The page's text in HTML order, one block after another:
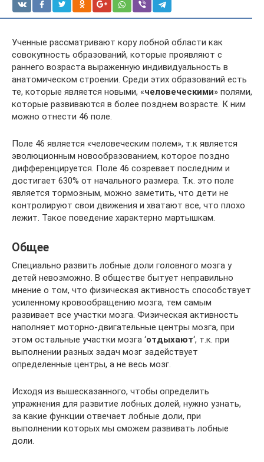
Ученные рассматривают кору лобной области как
совокупность образований, которые проявляют с
раннего возраста выраженную индивидуальность в
анатомическом строении. Среди этих образований есть
те, которые является новыми, «человеческими» полями,
которые развиваются в более позднем возрасте. К ним
можно отнести 46 поле.
Поле 46 является «человеческим полем», т.к является
эволюционным новообразованием, которое поздно
дифференцируется. Поле 46 созревает последним и
достигает 630% от начального размера. Т.к. это поле
является тормозным, можно заметить, что дети не
контролируют свои движения и хватают все, что плохо
лежит. Такое поведение характерно мартышкам.
Общее
Специально развить лобные доли головного мозга у
детей невозможно. В обществе бытует неправильно
мнение о том, что физическая активность способствует
усиленному кровообращению мозга, тем самым
развивает все участки мозга. Физическая активность
наполняет моторно-двигательные центры мозга, при
этом остальные участки мозга ‘отдыхают‘, т.к. при
выполнении разных задач мозг задействует
определенные центры, а не весь мозг.
Исходя из вышесказанного, чтобы определить
упражнения для развитие лобных долей, нужно узнать,
за какие функции отвечает лобные доли, при
выполнении которых мы сможем развивать лобные
доли.